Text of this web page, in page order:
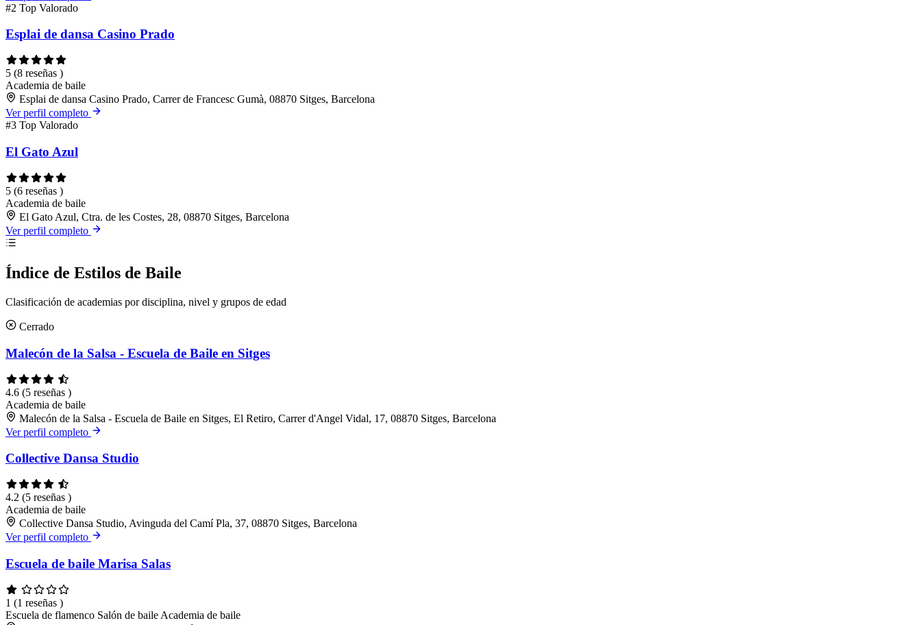
#2 Top Valorado
Esplai de dansa Casino Prado
5 (8 reseñas )
Academia de baile
Esplai de dansa Casino Prado, Carrer de Francesc Gumà, 08870 Sitges, Barcelona
Ver perfil completo
#3 Top Valorado
El Gato Azul
5 (6 reseñas )
Academia de baile
El Gato Azul, Ctra. de les Costes, 28, 08870 Sitges, Barcelona
Ver perfil completo
Índice de Estilos de Baile
Clasificación de academias por disciplina, nivel y grupos de edad
Cerrado
Malecón de la Salsa - Escuela de Baile en Sitges
4.6 (5 reseñas )
Academia de baile
Malecón de la Salsa - Escuela de Baile en Sitges, El Retiro, Carrer d'Angel Vidal, 17, 08870 Sitges, Barcelona
Ver perfil completo
Collective Dansa Studio
4.2 (5 reseñas )
Academia de baile
Collective Dansa Studio, Avinguda del Camí Pla, 37, 08870 Sitges, Barcelona
Ver perfil completo
Escuela de baile Marisa Salas
1 (1 reseñas )
Escuela de flamenco Salón de baile Academia de baile